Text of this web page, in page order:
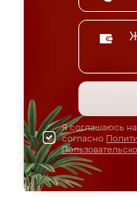
Я соглашаюсь
согласно